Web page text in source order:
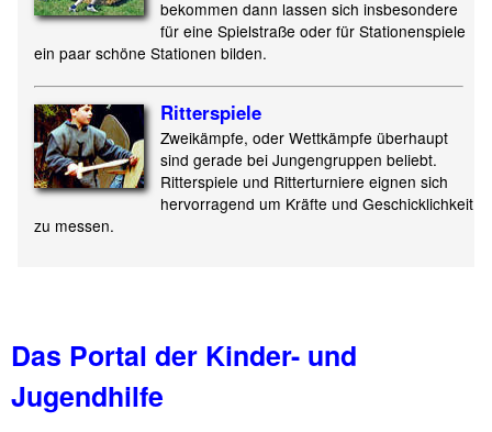
bekommen dann lassen sich insbesondere
für eine Spielstraße oder für Stationenspiele
ein paar schöne Stationen bilden.
Ritterspiele
Zweikämpfe, oder Wettkämpfe überhaupt
sind gerade bei Jungengruppen beliebt.
Ritterspiele und Ritterturniere eignen sich
hervorragend um Kräfte und Geschicklichkeit
zu messen.
Das Portal der Kinder- und
Jugendhilfe